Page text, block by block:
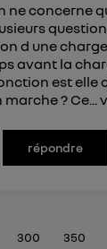
ne concerne
d une
avant la
est elle
? Ce...
répondre
300 350